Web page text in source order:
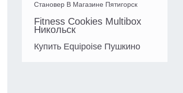
Становер В Магазине Пятигорск
Fitness Cookies Multibox
Никольск
Купить Equipoise Пушкино